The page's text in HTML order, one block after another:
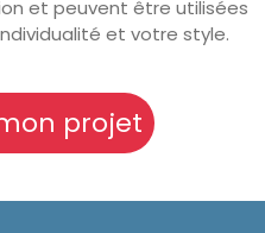
et peuvent être utilisées
et votre style.
projet